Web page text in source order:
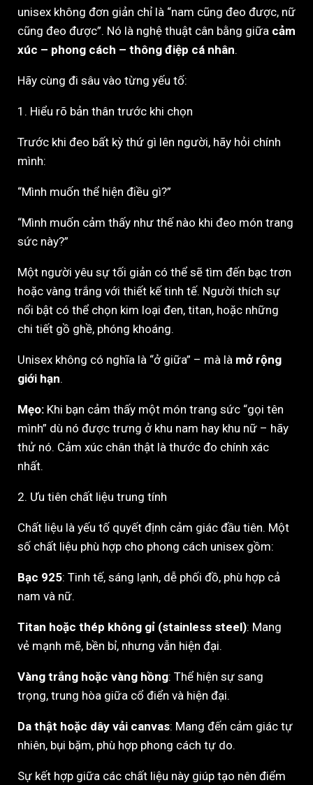
unisex không đơn giản chỉ là “nam cũng đeo được, nữ
cũng đeo được”. Nó là nghệ thuật cân bằng giữa cảm
xúc – phong cách – thông điệp cá nhân.
Hãy cùng đi sâu vào từng yếu tố:
1. Hiểu rõ bản thân trước khi chọn
Trước khi đeo bất kỳ thứ gì lên người, hãy hỏi chính
mình:
“Mình muốn thể hiện điều gì?”
“Mình muốn cảm thấy như thế nào khi đeo món trang
sức này?”
Một người yêu sự tối giản có thể sẽ tìm đến bạc trơn
hoặc vàng trắng với thiết kế tinh tế. Người thích sự
nổi bật có thể chọn kim loại đen, titan, hoặc những
chi tiết gồ ghề, phóng khoáng.
Unisex không có nghĩa là “ở giữa” – mà là mở rộng
giới hạn.
Mẹo: Khi bạn cảm thấy một món trang sức “gọi tên
mình” dù nó được trưng ở khu nam hay khu nữ – hãy
thử nó. Cảm xúc chân thật là thước đo chính xác
nhất.
2. Ưu tiên chất liệu trung tính
Chất liệu là yếu tố quyết định cảm giác đầu tiên. Một
số chất liệu phù hợp cho phong cách unisex gồm:
Bạc 925: Tinh tế, sáng lạnh, dễ phối đồ, phù hợp cả
nam và nữ.
Titan hoặc thép không gỉ (stainless steel): Mang
vẻ mạnh mẽ, bền bỉ, nhưng vẫn hiện đại.
Vàng trắng hoặc vàng hồng: Thể hiện sự sang
trọng, trung hòa giữa cổ điển và hiện đại.
Da thật hoặc dây vải canvas: Mang đến cảm giác tự
nhiên, bụi bặm, phù hợp phong cách tự do.
Sự kết hợp giữa các chất liệu này giúp tạo nên điểm